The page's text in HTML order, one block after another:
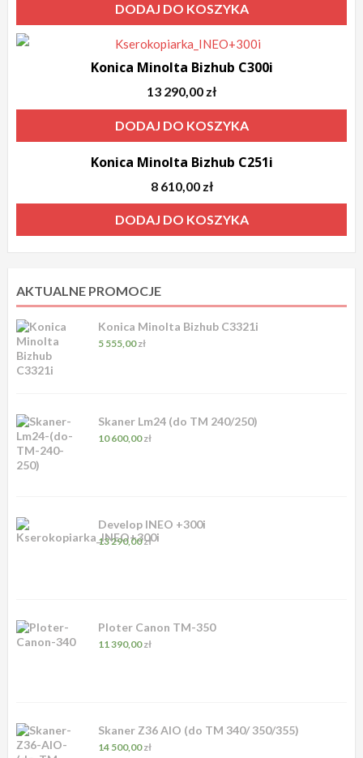
DODAJ DO KOSZYKA
Konica Minolta Bizhub C300i
13 290,00 zł
DODAJ DO KOSZYKA
Konica Minolta Bizhub C251i
8 610,00 zł
DODAJ DO KOSZYKA
AKTUALNE PROMOCJE
Konica Minolta Bizhub C3321i
5 555,00zł
Skaner Lm24 (do TM 240/250)
10 600,00zł
Develop INEO +300i
13 290,00zł
Ploter Canon TM-350
11 390,00zł
Skaner Z36 AIO (do TM 340/ 350/355)
14 500,00zł